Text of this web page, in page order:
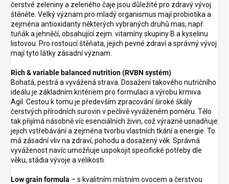
čerstvé zeleniny a zeleného čaje jsou důležité pro zdravý vývoj
štěněte. Velký význam pro mladý organismus mají probiotika a
zejména antioxidanty některých vybraných druhů mas, např.
tuňák a jehněčí, obsahující zejm. vitamíny skupiny B a kyselinu
listovou. Pro rostoucí štěňata, jejich pevné zdraví a správný vývoj
mají tyto látky zásadní význam.
Rich & variable balanced nutrition (RVBN systém)
Bohatá, pestrá a vyvážená strava. Dosažení takového nutričního
ideálu je základním kritériem pro formulaci a výrobu krmiva
Agil. Cestou k tomu je především zpracování široké škály
čerstvých přírodních surovin v pečlivě vyváženém poměru. Tělo
tak přijímá násobně víc esenciálních živin, což výrazně usnadňuje
jejich vstřebávání a zejména tvorbu vlastních tkání a energie. To
má zásadní vliv na zdraví, pohodu a dosažený věk. Správná
vyváženost navíc umožňuje uspokojit specifické potřeby dle
věku, stádia vývoje a velikosti.
Low grain formula – s kvalitním místním ovocem a čerstvou